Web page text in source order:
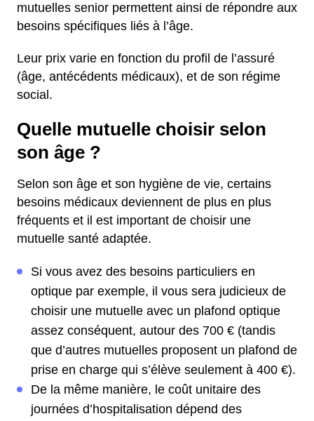
mutuelles senior permettent ainsi de répondre aux
besoins spécifiques liés à l’âge.
Leur prix varie en fonction du profil de l’assuré
(âge, antécédents médicaux), et de son régime
social.
Quelle mutuelle choisir selon
son âge ?
Selon son âge et son hygiène de vie, certains
besoins médicaux deviennent de plus en plus
fréquents et il est important de choisir une
mutuelle santé adaptée.
Si vous avez des besoins particuliers en
optique par exemple, il vous sera judicieux de
choisir une mutuelle avec un plafond optique
assez conséquent, autour des 700 € (tandis
que d’autres mutuelles proposent un plafond de
prise en charge qui s’élève seulement à 400 €).
De la même manière, le coût unitaire des
journées d’hospitalisation dépend des